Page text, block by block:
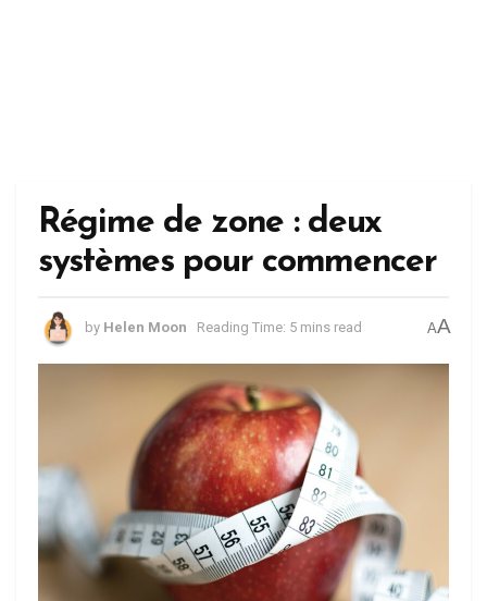
Régime de zone : deux
systèmes pour commencer
by Helen Moon Reading Time: 5 mins read AA